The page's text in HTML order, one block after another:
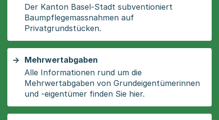
Der Kanton Basel-Stadt subventioniert
Baumpflegemassnahmen auf
Privatgrundstücken.
Mehrwertabgaben
Alle Informationen rund um die
Mehrwertabgaben von Grundeigentümerinnen
und -eigentümer finden Sie hier.